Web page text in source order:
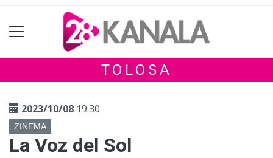
TOLOSA
2023/10/08 19:30
ZINEMA
La Voz del Sol